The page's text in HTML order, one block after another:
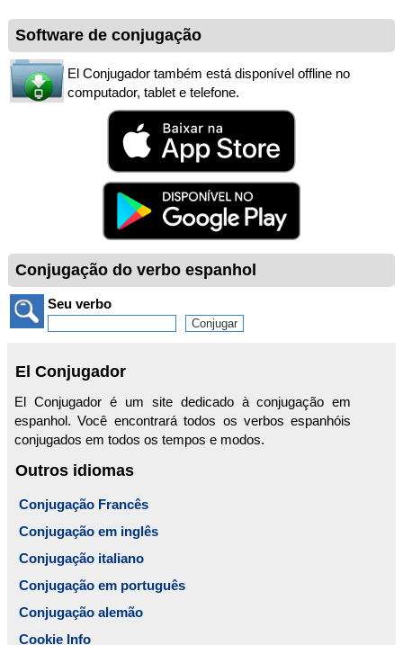
Software de conjugação
El Conjugador também está disponível offline no
computador, tablet e telefone.
Conjugação do verbo espanhol
Seu verbo
El Conjugador
El Conjugador é um site dedicado à conjugação em
espanhol. Você encontrará todos os verbos espanhóis
conjugados em todos os tempos e modos.
Outros idiomas
Conjugação Francês
Conjugação em inglês
Conjugação italiano
Conjugação em português
Conjugação alemão
Cookie Info